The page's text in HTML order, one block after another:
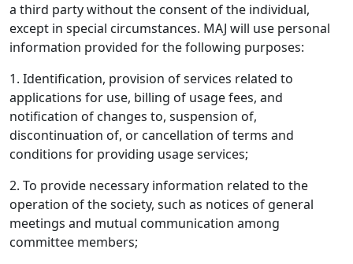
a third party without the consent of the individual,
except in special circumstances. MAJ will use personal
information provided for the following purposes:
1. Identification, provision of services related to
applications for use, billing of usage fees, and
notification of changes to, suspension of,
discontinuation of, or cancellation of terms and
conditions for providing usage services;
2. To provide necessary information related to the
operation of the society, such as notices of general
meetings and mutual communication among
committee members;